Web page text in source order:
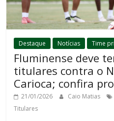
Destaque Notícias Time
Fluminense deve
titulares contra o
Carioca; confira
21/01/2026 Caio Matias
Titulares